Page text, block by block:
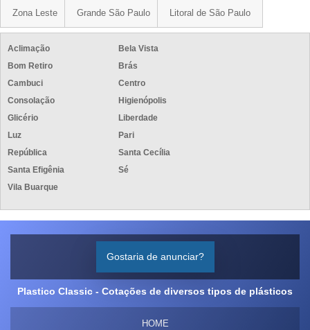
Zona Leste Grande São Paulo Litoral de São Paulo
Aclimação
Bela Vista
Bom Retiro
Brás
Cambuci
Centro
Consolação
Higienópolis
Glicério
Liberdade
Luz
Pari
República
Santa Cecília
Santa Efigênia
Sé
Vila Buarque
Gostaria de anunciar?
Plastico Classic - Cotações de diversos tipos de plásticos
HOME